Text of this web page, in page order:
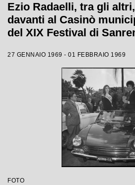
Ezio Radaelli, tra gli
davanti al Casinò
del XIX Festival di
27 GENNAIO 1969 - 01 FEBBRAIO 1969
FOTO